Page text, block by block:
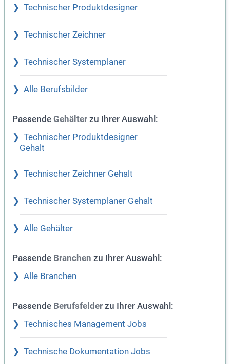
Technischer Produktdesigner
Technischer Zeichner
Technischer Systemplaner
Alle Berufsbilder
Passende Gehälter zu Ihrer Auswahl:
Technischer Produktdesigner
Gehalt
Technischer Zeichner Gehalt
Technischer Systemplaner Gehalt
Alle Gehälter
Passende Branchen zu Ihrer Auswahl:
Alle Branchen
Passende Berufsfelder zu Ihrer Auswahl:
Technisches Management Jobs
Technische Dokumentation Jobs